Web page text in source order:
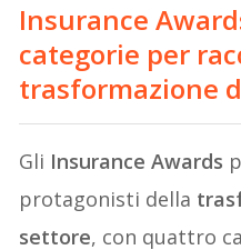
Insurance
categorie per
trasformazione
Gli Insurance Awards
protagonisti della
settore, con quattro